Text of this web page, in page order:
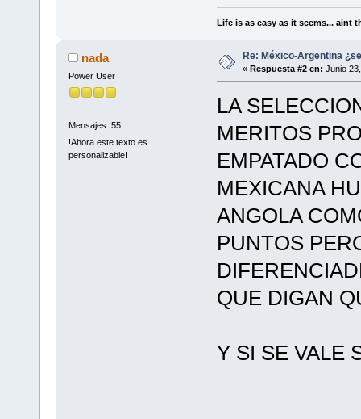
Life is as easy as it seems... aint
nada
Power User
Mensajes: 55
!Ahora este texto es
personalizable!
Re: México-Argentina
« Respuesta #2 en: Junio
LA
MERITOS
EMPATADO
MEXICANA
ANGOLA
PUNTOS
QUE DIGAN
Y SI SE VALE